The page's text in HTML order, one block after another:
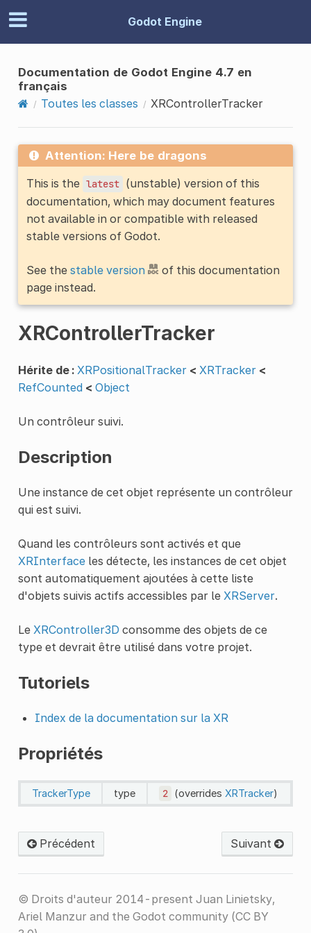
Godot Engine
Documentation de Godot Engine 4.7 en
français
Toutes les classes
XRControllerTracker
Attention: Here be dragons
This is the latest (unstable) version of this
documentation, which may document features
not available in or compatible with released
stable versions of Godot.
See the stable version
of this documentation
page instead.
XRControllerTracker
Hérite de : XRPositionalTracker < XRTracker <
RefCounted < Object
Un contrôleur suivi.
Description
Une instance de cet objet représente un contrôleur
qui est suivi.
Quand les contrôleurs sont activés et que
XRInterfaceles détecte, les instances de cet objet
sont automatiquement ajoutées à cette liste
d'objets suivis actifs accessibles par le XRServer.
Le XRController3D consomme des objets de ce
type et devrait être utilisé dans votre projet.
Tutoriels
Index de la documentation sur la XR
Propriétés
TrackerType type 2 (overrides XRTracker)
Précédent Suivant
© Droits d'auteur 2014-present Juan Linietsky,
Ariel Manzur and the Godot community (CC BY